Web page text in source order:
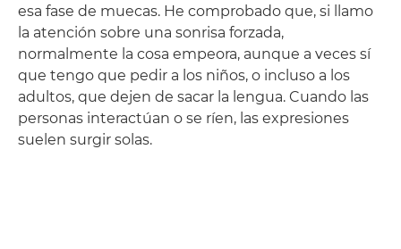
esa fase de muecas. He comprobado que, si llamo
la atención sobre una sonrisa forzada,
normalmente la cosa empeora, aunque a veces sí
que tengo que pedir a los niños, o incluso a los
adultos, que dejen de sacar la lengua. Cuando las
personas interactúan o se ríen, las expresiones
suelen surgir solas.